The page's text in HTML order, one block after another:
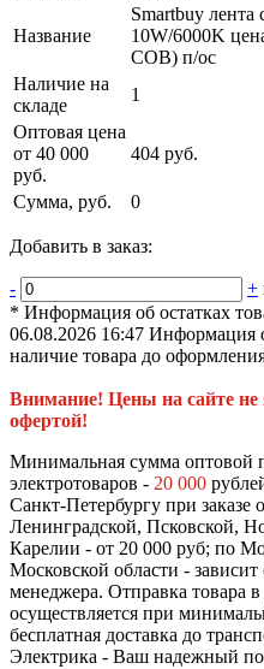
Название
Smartbuy
10W/6000K
COB) п/ос
Наличие на
складе
1
Оптовая цена
от 40 000
руб.
404 руб.
Сумма, руб. 0
Добавить в заказ:
- +
* Информация об остатках
06.08.2026 16:47 Информация
наличие товара до
Внимание! Цены на сайте
офертой!
Минимальная сумма оптовой
электротоваров - 20 000
Санкт-Петербургу при заказе
Ленинградской, Псковской,
Карелии - от 20 000 руб; по
Московской области - зависит
менеджера. Отправка товара
осуществляется при
бесплатная доставка до
Электрика - Ваш надежный